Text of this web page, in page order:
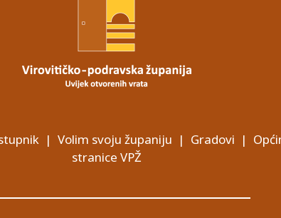
| Volim svoju županiju | Gradovi |
stranice VPŽ